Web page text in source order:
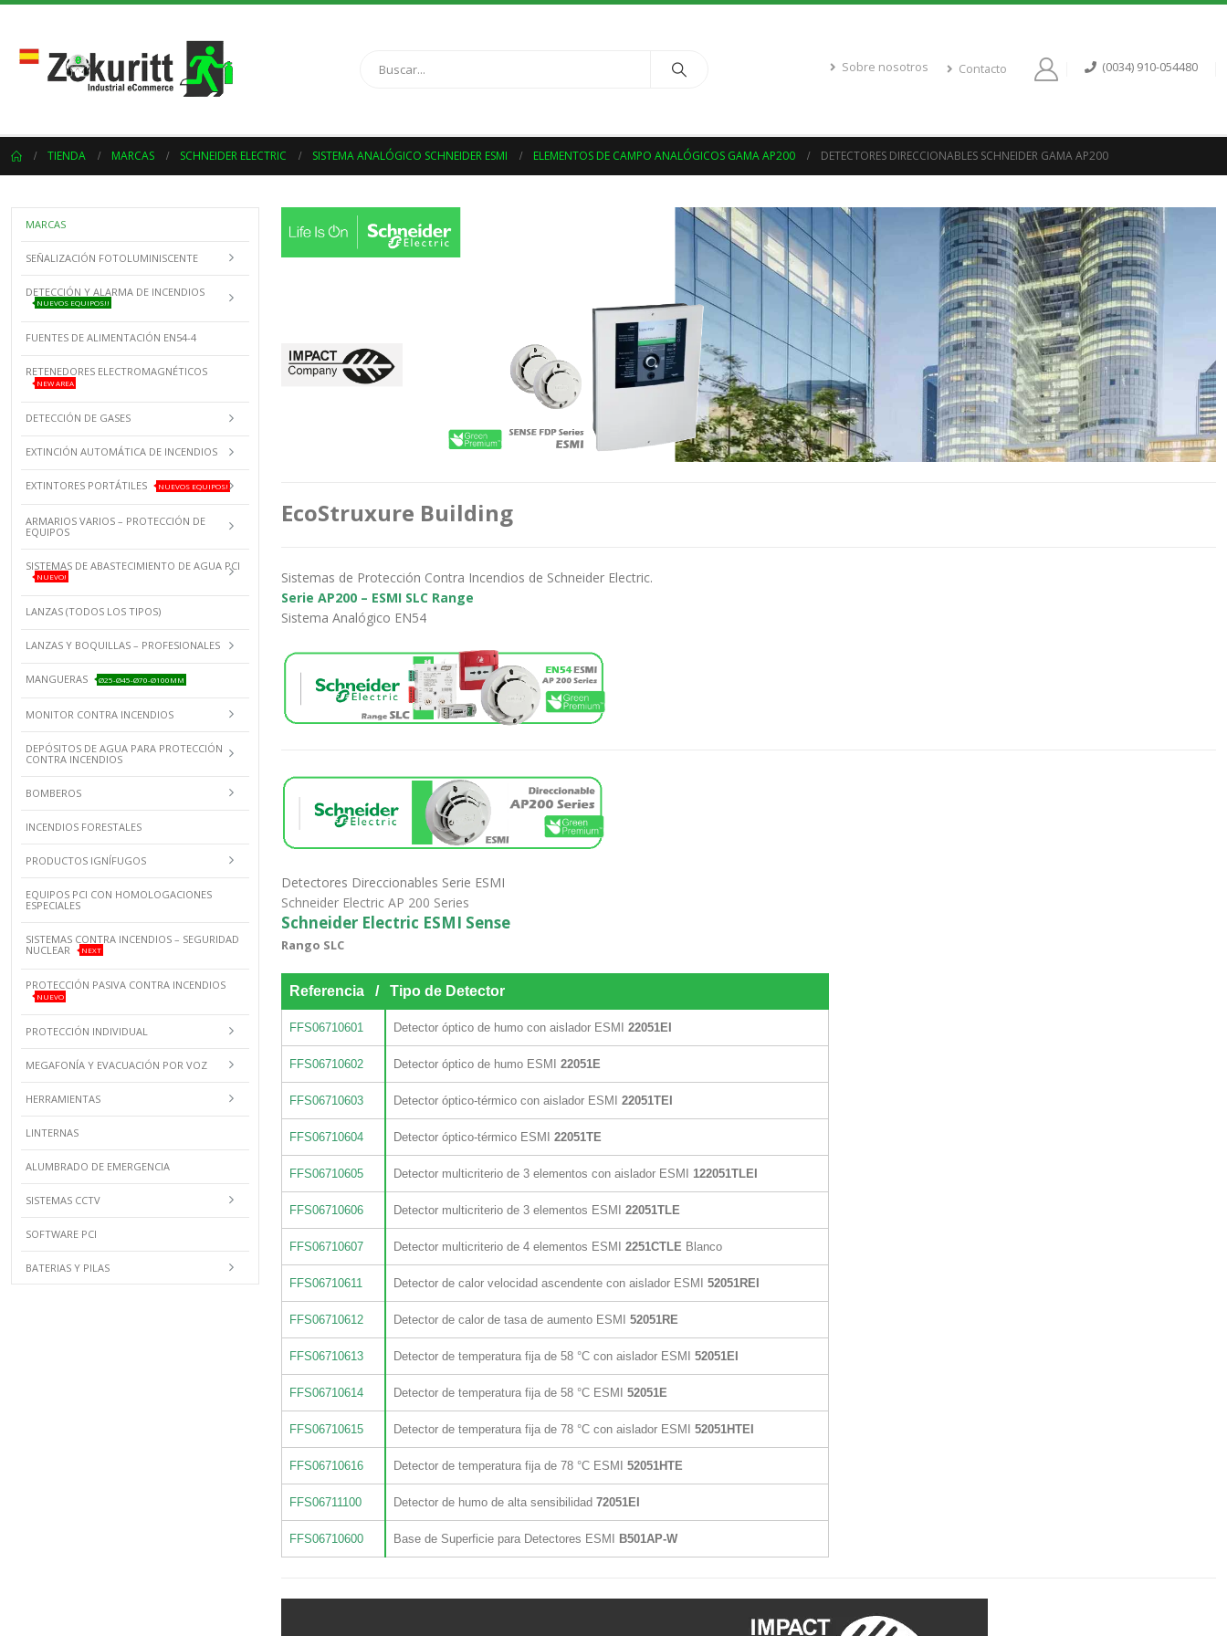
Sobre nosotros Contacto (0034) 910-054480
TIENDA MARCAS SCHNEIDER ELECTRIC SISTEMA ANALÓGICO SCHNEIDER ESMI ELEMENTOS DE CAMPO ANALÓGICOS GAMA AP200 DETECTORES DIRECCIONABLES SCHNEIDER GAMA AP200
EcoStruxure Building
Sistemas de Protección Contra Incendios de Schneider Electric.
Serie AP200 – ESMI SLC Range
Sistema Analógico EN54
Detectores Direccionables Serie ESMI
Schneider Electric AP 200 Series
Schneider Electric ESMI Sense
Rango SLC
Referencia / Tipo de Detector
FFS06710601 Detector óptico de humo con aislador ESMI 22051EI
FFS06710602 Detector óptico de humo ESMI 22051E
FFS06710603 Detector óptico-térmico con aislador ESMI 22051TEI
FFS06710604 Detector óptico-térmico ESMI 22051TE
FFS06710605 Detector multicriterio de 3 elementos con aislador ESMI 122051TLEI
FFS06710606 Detector multicriterio de 3 elementos ESMI 22051TLE
FFS06710607 Detector multicriterio de 4 elementos ESMI 2251CTLE Blanco
FFS06710611 Detector de calor velocidad ascendente con aislador ESMI 52051REI
FFS06710612 Detector de calor de tasa de aumento ESMI 52051RE
FFS06710613 Detector de temperatura fija de 58 °C con aislador ESMI 52051EI
FFS06710614 Detector de temperatura fija de 58 °C ESMI 52051E
FFS06710615 Detector de temperatura fija de 78 °C con aislador ESMI 52051HTEI
FFS06710616 Detector de temperatura fija de 78 °C ESMI 52051HTE
FFS06711100 Detector de humo de alta sensibilidad 72051EI
FFS06710600 Base de Superficie para Detectores ESMI B501AP-W
MARCAS
SEÑALIZACIÓN FOTOLUMINISCENTE
DETECCIÓN Y ALARMA DE INCENDIOS
NUEVOS EQUIPOS!!
FUENTES DE ALIMENTACIÓN EN54-4
RETENEDORES ELECTROMAGNÉTICOS
NEW AREA
DETECCIÓN DE GASES
EXTINCIÓN AUTOMÁTICA DE INCENDIOS
EXTINTORES PORTÁTILES NUEVOS EQUIPOS!
ARMARIOS VARIOS – PROTECCIÓN DE
EQUIPOS
SISTEMAS DE ABASTECIMIENTO DE AGUA PCI
NUEVO!
LANZAS (TODOS LOS TIPOS)
LANZAS Y BOQUILLAS – PROFESIONALES
MANGUERAS Ø25-Ø45-Ø70-Ø100MM
MONITOR CONTRA INCENDIOS
DEPÓSITOS DE AGUA PARA PROTECCIÓN
CONTRA INCENDIOS
BOMBEROS
INCENDIOS FORESTALES
PRODUCTOS IGNÍFUGOS
EQUIPOS PCI CON HOMOLOGACIONES
ESPECIALES
SISTEMAS CONTRA INCENDIOS – SEGURIDAD
NUCLEAR
NEXT
PROTECCIÓN PASIVA CONTRA INCENDIOS
NUEVO
PROTECCIÓN INDIVIDUAL
MEGAFONÍA Y EVACUACIÓN POR VOZ
HERRAMIENTAS
LINTERNAS
ALUMBRADO DE EMERGENCIA
SISTEMAS CCTV
SOFTWARE PCI
BATERIAS Y PILAS